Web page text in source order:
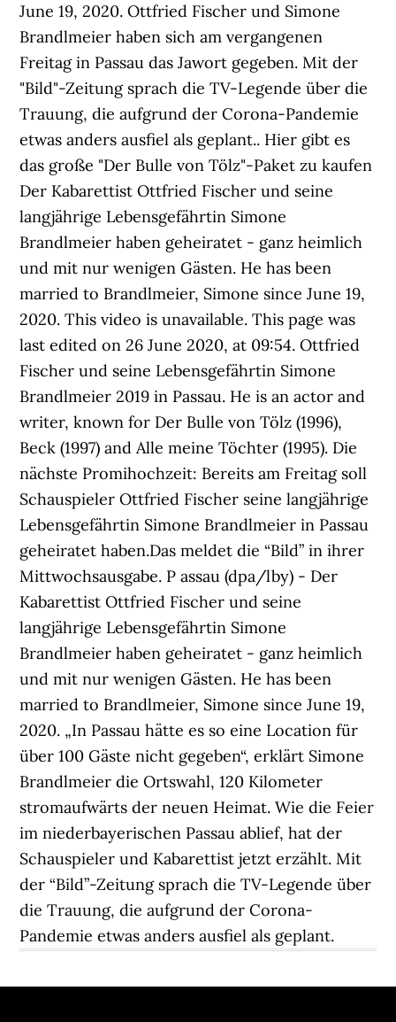
June 19, 2020. Ottfried Fischer und Simone
Brandlmeier haben sich am vergangenen
Freitag in Passau das Jawort gegeben. Mit der
"Bild"-Zeitung sprach die TV-Legende über die
Trauung, die aufgrund der Corona-Pandemie
etwas anders ausfiel als geplant.. Hier gibt es
das große "Der Bulle von Tölz"-Paket zu kaufen
Der Kabarettist Ottfried Fischer und seine
langjährige Lebensgefährtin Simone
Brandlmeier haben geheiratet - ganz heimlich
und mit nur wenigen Gästen. He has been
married to Brandlmeier, Simone since June 19,
2020. This video is unavailable. This page was
last edited on 26 June 2020, at 09:54. Ottfried
Fischer und seine Lebensgefährtin Simone
Brandlmeier 2019 in Passau. He is an actor and
writer, known for Der Bulle von Tölz (1996),
Beck (1997) and Alle meine Töchter (1995). Die
nächste Promihochzeit: Bereits am Freitag soll
Schauspieler Ottfried Fischer seine langjährige
Lebensgefährtin Simone Brandlmeier in Passau
geheiratet haben.Das meldet die “Bild” in ihrer
Mittwochsausgabe. P assau (dpa/lby) - Der
Kabarettist Ottfried Fischer und seine
langjährige Lebensgefährtin Simone
Brandlmeier haben geheiratet - ganz heimlich
und mit nur wenigen Gästen. He has been
married to Brandlmeier, Simone since June 19,
2020. „In Passau hätte es so eine Location für
über 100 Gäste nicht gegeben“, erklärt Simone
Brandlmeier die Ortswahl, 120 Kilometer
stromaufwärts der neuen Heimat. Wie die Feier
im niederbayerischen Passau ablief, hat der
Schauspieler und Kabarettist jetzt erzählt. Mit
der “Bild”-Zeitung sprach die TV-Legende über
die Trauung, die aufgrund der Corona-
Pandemie etwas anders ausfiel als geplant.